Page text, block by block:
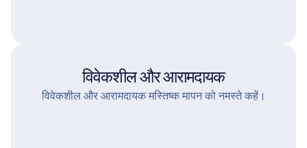
विवेकशील और आरामदायक
विवेकशील और आरामदायक मस्तिष्क मापन को नमस्ते कहें।